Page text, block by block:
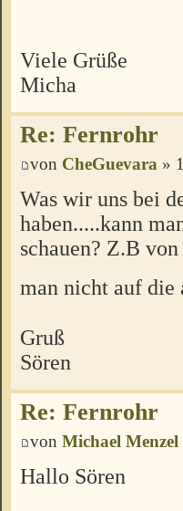
Viele Grüße
Micha
Re: Fernrohr
von CheGuevara »
Was wir uns bei
haben.....kann
schauen? Z.B
man nicht auf die
Gruß
Sören
Re: Fernrohr
von Michael Menzel
Hallo Sören